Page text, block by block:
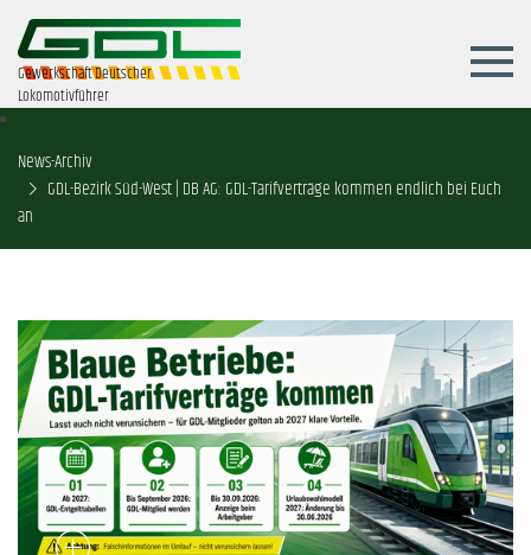
Gewerkschaft Deutscher
Lokomotivführer
News-Archiv
GDL-Bezirk Süd-West | DB AG: GDL-Tarifverträge kommen endlich bei Euch
an